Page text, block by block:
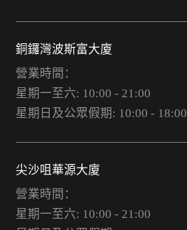
銅鑼灣波斯富大廈
營業時間：
星期一至六: 10:00 - 21:00
星期日及公眾假期: 10:00 - 18:00
尖沙咀華源大廈
營業時間：
星期一至六: 10:00 - 21:00